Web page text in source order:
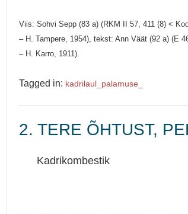
Viis: Sohvi Sepp (83 a) (RKM II 57, 411 (8) <
– H. Tampere, 1954), tekst: Ann Väät (92 a) (E
– H. Karro, 1911).
Tagged in: kadrilaul_ palamuse_
2. TERE ÕHTUST,
Kadrikombestik